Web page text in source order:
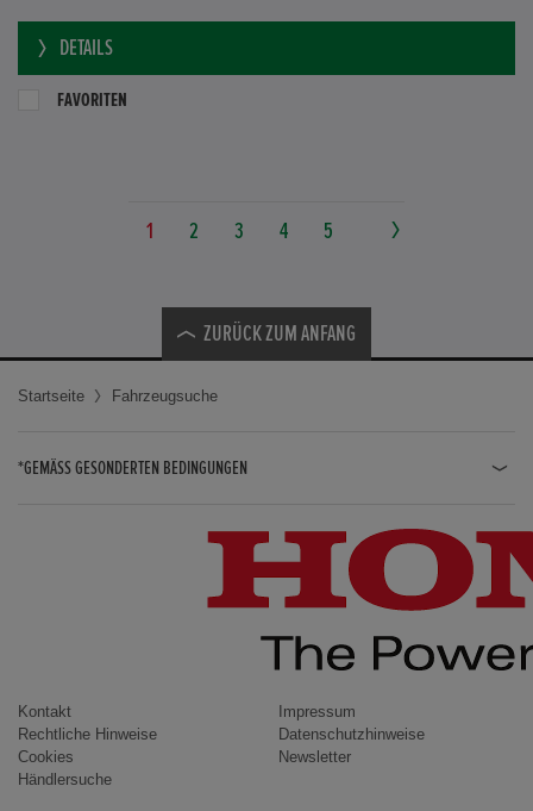
DETAILS
FAVORITEN
1 2 3 4 5
ZURÜCK ZUM ANFANG
Startseite Fahrzeugsuche
*GEMÄSS GESONDERTEN BEDINGUNGEN
CIVIC / CIVIC LIMOUSINE
INSIGHT
ACCORD
Kontakt
Impressum
Rechtliche Hinweise
Datenschutzhinweise
Cookies
Newsletter
Händlersuche